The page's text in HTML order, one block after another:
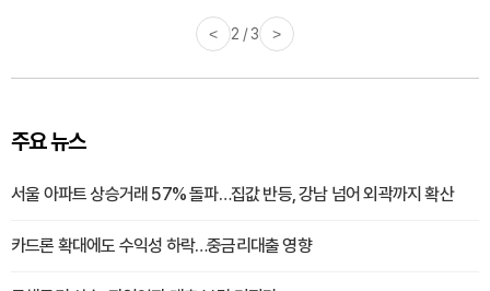
< 2 / 3 >
주요 뉴스
서울 아파트 상승거래 57% 돌파…집값 반등, 강남 넘어 외곽까지 확산
카드론 확대에도 수익성 하락…중금리대출 영향